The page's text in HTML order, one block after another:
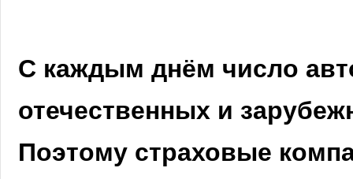
С каждым днём число
отечественных и
Поэтому страховые